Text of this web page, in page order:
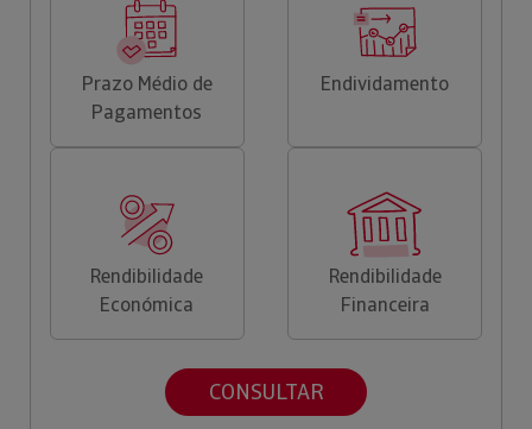
Prazo Médio de
Pagamentos
Endividamento
Rendibilidade
Económica
Rendibilidade
Financeira
CONSULTAR